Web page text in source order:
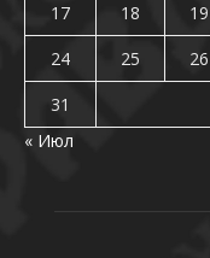
17
18 19
24
25 26
31
« Июл